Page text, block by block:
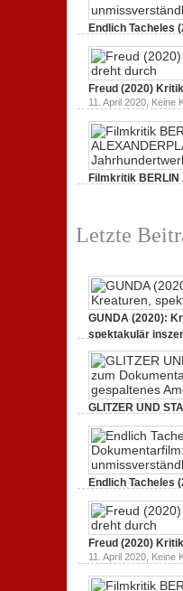
Endlich Tacheles
Dokumentarfilm:
19. Mai 2020,Keine
Freud (2020)
11. April 2020, Keine
Filmkritik BERLIN
Letzte
GUNDA (2020):
spektakulär
GLITZER UND
Dokumentarfilm.
gespaltenes
3. Oktober 2020,
Endlich Tacheles
Dokumentarfilm:
19. Mai 2020,Keine
Freud (2020)
11. April 2020, Keine